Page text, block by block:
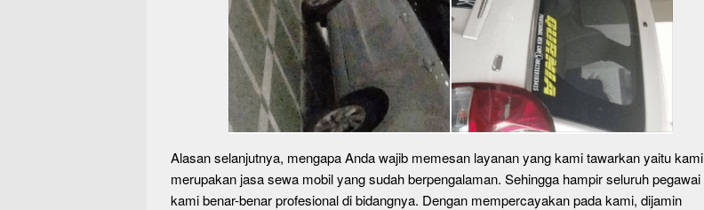
Alasan selanjutnya, mengapa Anda wajib memesan layanan yang kami tawarkan yaitu kami
merupakan jasa sewa mobil yang sudah berpengalaman. Sehingga hampir seluruh pegawai
kami benar-benar profesional di bidangnya. Dengan mempercayakan pada kami, dijamin